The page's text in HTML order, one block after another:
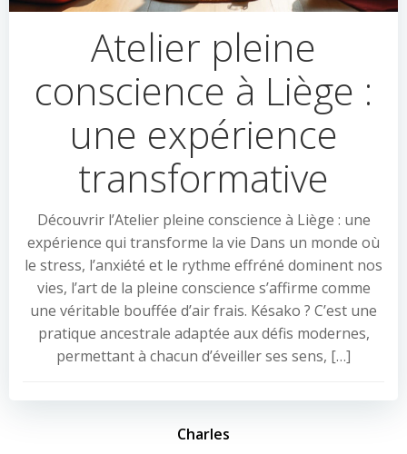
Atelier pleine
conscience à Liège :
une expérience
transformative
Découvrir l’Atelier pleine conscience à Liège : une
expérience qui transforme la vie Dans un monde où
le stress, l’anxiété et le rythme effréné dominent nos
vies, l’art de la pleine conscience s’affirme comme
une véritable bouffée d’air frais. Késako ? C’est une
pratique ancestrale adaptée aux défis modernes,
permettant à chacun d’éveiller ses sens, […]
Charles